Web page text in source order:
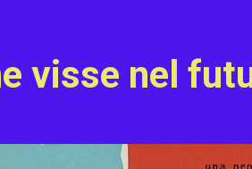
visse nel